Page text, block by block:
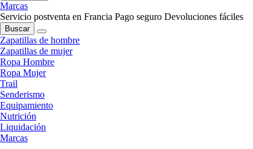
Marcas
Servicio postventa en Francia Pago seguro Devoluciones fáciles
Buscar
Zapatillas de hombre
Zapatillas de mujer
Ropa Hombre
Ropa Mujer
Trail
Senderismo
Equipamiento
Nutrición
Liquidación
Marcas